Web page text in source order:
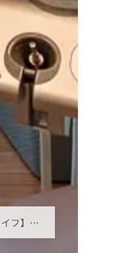
【エフエム鹿児島 スマイルライフ】オーラルフレイルとは？お口の小さな衰えを見逃さないために